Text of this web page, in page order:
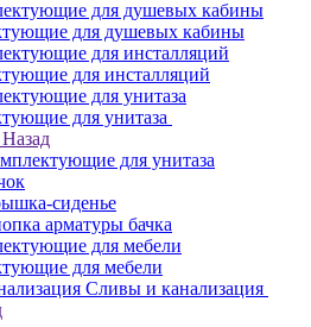
для душевых кабины
для инсталляций
для унитаза
Назад
для унитаза
сиденье
арматуры бачка
для мебели
Сливы и канализация